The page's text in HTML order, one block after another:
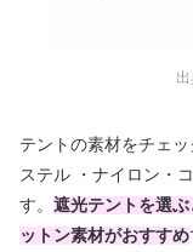
出
テントの素材をチェ
ステル ・ナイロン・
す。 遮光テントを選
ットン素材がおすすめ